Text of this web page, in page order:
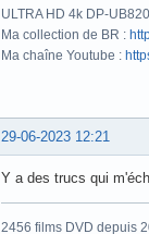
ULTRA HD 4k DP-
Ma collection de BR :
Ma chaîne Youtube :
29-06-2023 12:21
Y a des trucs qui
2456 films DVD depuis